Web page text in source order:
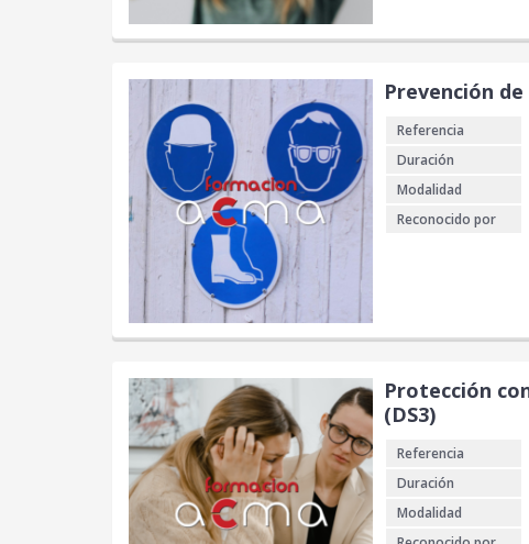
Prevención
Referencia
Duración
Modalidad
Reconocido por
Protección
(DS3)
Referencia
Duración
Modalidad